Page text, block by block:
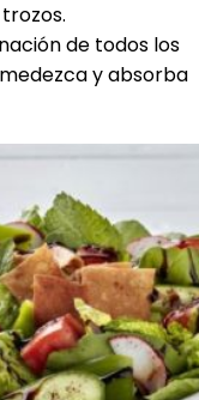
de todos los
y absorba